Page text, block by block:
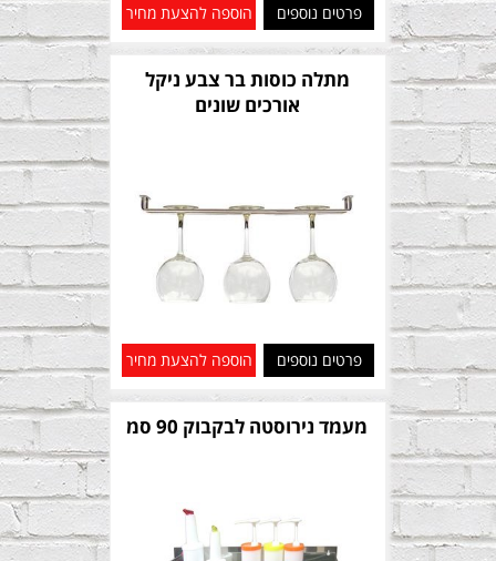
פרטים נוספים הוספה להצעת מחיר
מתלה כוסות בר צבע ניקל
אורכים שונים
פרטים נוספים הוספה להצעת מחיר
מעמד נירוסטה לבקבוק 90 סמ